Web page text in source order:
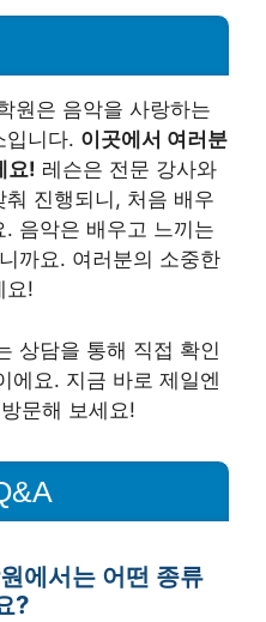
원은 음악을 사랑하는
입니다. 이곳에서 여러분
요! 레슨은 전문 강사와
진행되니, 처음 배우
음악은 배우고 느끼는
까요. 여러분의 소중한
요!
상담을 통해 직접 확인
에요. 지금 바로 제일엔
문해 보세요!
에서는 어떤 종류
?